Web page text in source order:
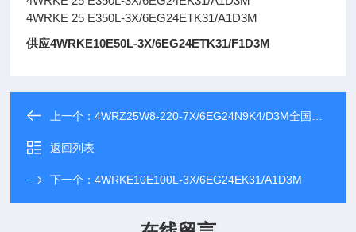
4WRKE 25 E350L-3X/6EG24ETK31/A1D3M
供应4WRKE10E50L-3X/6EG24ETK31/F1D3M
上一个：4WRZ25W8-220-7X/6EG24N9K4/D3M全国包邮
返回列表
下一个：4WRKE10E100L-3X/6EG24EK31/A1D3M